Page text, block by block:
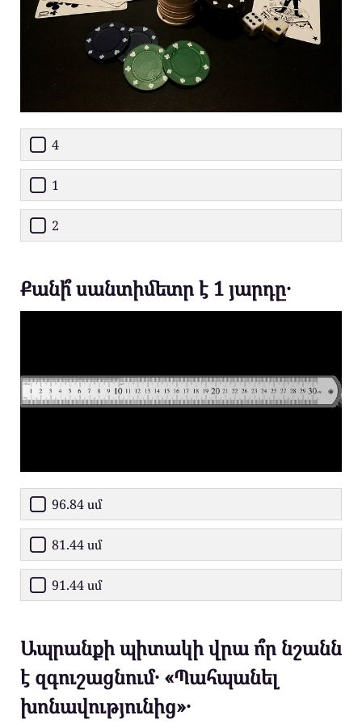
4
1
2
Քանի՞ սանտիմետր է 1 յարդը․
96.84 սմ
81.44 սմ
91.44 սմ
Ապրանքի պիտակի վրա ո՞ր նշանն
է զգուշացնում․ «Պահպանել
խոնավությունից»․